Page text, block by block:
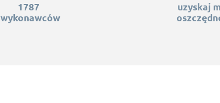
1787
wykonawców
uzyskaj